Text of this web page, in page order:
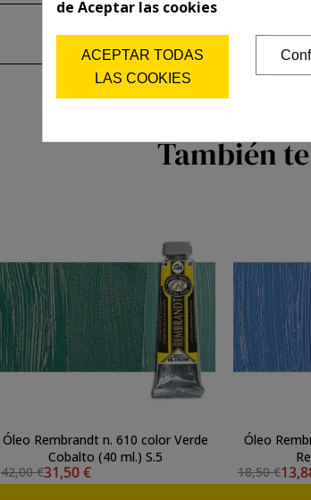
También
Óleo Rembrandt n. 610 color Verde
Cobalto (40 ml.) S.5
42,00 €31,50 €
Óleo
18,50 €
de Aceptar las cookies
ACEPTAR TODAS
LAS COOKIES